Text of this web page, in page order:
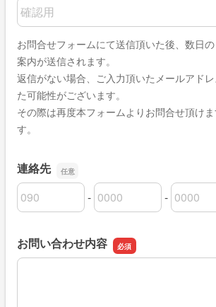
メールアドレスの確認用
お問合せフォームにて送信頂いた後、数日
案内が送信されます。
返信がない場合、ご入力頂いたメールアド
た可能性がございます。
その際は再度本フォームよりお問合せ頂け
す。
連絡先
連絡先の市外局番
-
連絡先の市内局番 -
連絡先の加入者番号
お問い合わせ内容
お問い合わせ内容